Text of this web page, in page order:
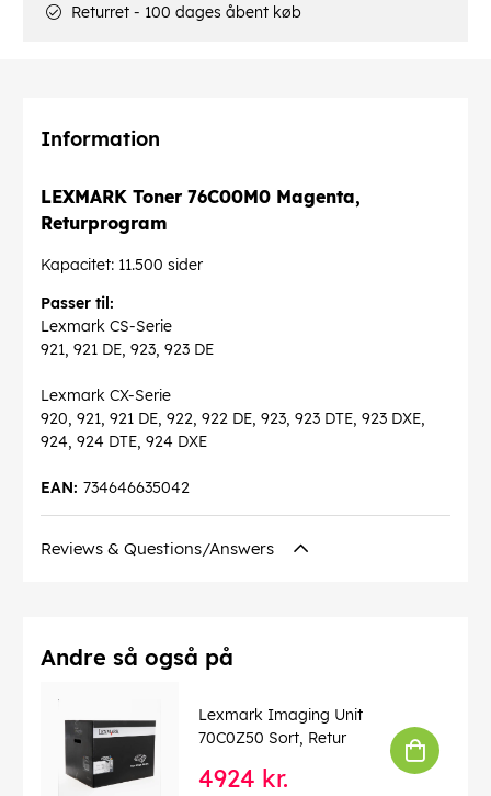
Returret - 100 dages åbent køb
Information
LEXMARK Toner 76C00M0 Magenta,
Returprogram
Kapacitet: 11.500 sider
Passer til:
Lexmark CS-Serie
921, 921 DE, 923, 923 DE
Lexmark CX-Serie
920, 921, 921 DE, 922, 922 DE, 923, 923 DTE, 923 DXE,
924, 924 DTE, 924 DXE
734646635042
EAN:
Reviews & Questions/Answers
Andre så også på
Lexmark Imaging Unit
70C0Z50 Sort, Retur
4924 kr.